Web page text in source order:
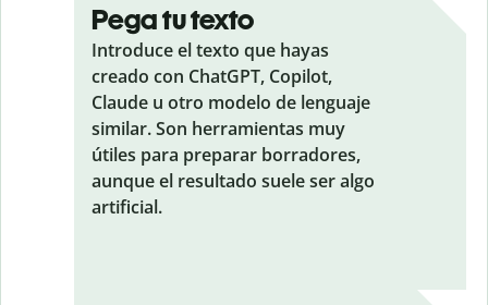
Pega tu texto
Introduce el texto que hayas
creado con ChatGPT, Copilot,
Claude u otro modelo de lenguaje
similar. Son herramientas muy
útiles para preparar borradores,
aunque el resultado suele ser algo
artificial.